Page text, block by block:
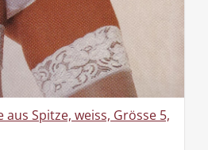
Spitze, weiss, Grösse 5,